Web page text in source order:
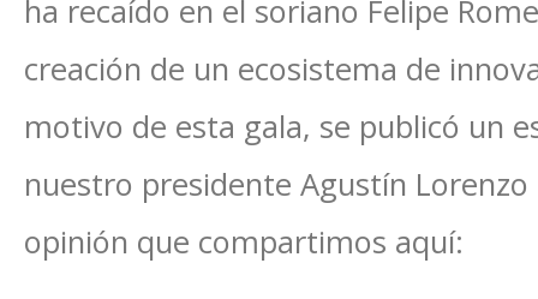
ha recaído en el soriano Felipe
creación de un ecosistema de
motivo de esta gala, se publicó un
nuestro presidente Agustín
opinión que compartimos aquí: